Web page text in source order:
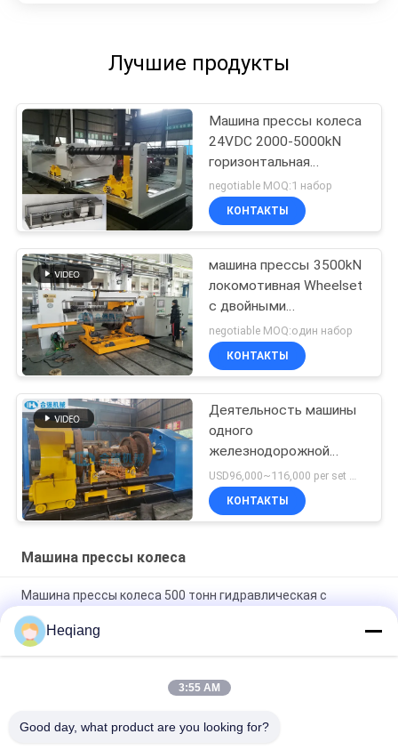
Лучшие продукты
Машина прессы колеса
24VDC 2000-5000kN
горизонтальная
гидравлическая для
минирования
negotiable MOQ:1 набор
КОНТАКТЫ
машина прессы 3500kN
локомотивная Wheelset
с двойными
цилиндрами
negotiable MOQ:один набор
КОНТАКТЫ
Деятельность машины
одного
железнодорожной
прессы колеса
приспосабливая
бортовая
КОНТАКТЫ
Машина прессы колеса
Машина прессы колеса 500 тонн гидравлическая с
одиночным цилиндром конца
Двойная пресса колеса CNC цилиндра с располагать
центрового отверстия
Верхняя раскрывая машина прессы колеса дизайна
Heqiang
3:55 AM
Good day, what product are you looking for?